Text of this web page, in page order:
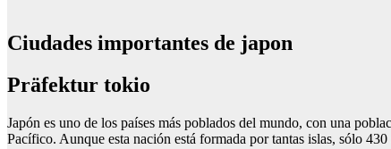
Ciudades importantes de japon
Präfektur tokio
Japón es uno de los países más poblados del mundo, con una
Pacífico. Aunque esta nación está formada por tantas islas, sólo